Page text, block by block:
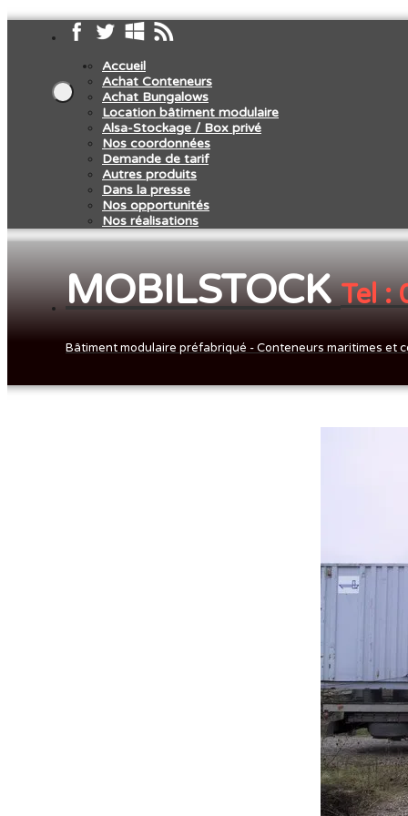
Accueil
Achat Conteneurs
Achat Bungalows
Location bâtiment modulaire
Alsa-Stockage / Box privé
Nos coordonnées
Demande de tarif
Autres produits
Dans la presse
Nos opportunités
Nos réalisations
MOBILSTOCKTel :
Bâtiment modulaire préfabriqué - Conteneurs maritimes et